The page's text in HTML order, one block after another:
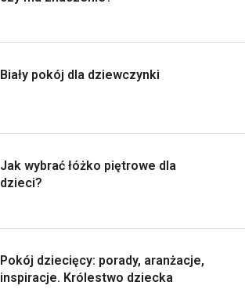
Biały pokój dla dziewczynki
Jak wybrać łóżko piętrowe dla
dzieci?
Pokój dziecięcy: porady, aranżacje,
inspiracje. Królestwo dziecka